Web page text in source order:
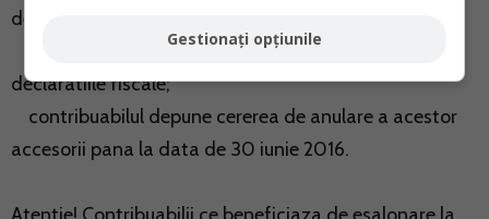
depunerii cererii;
contribuabilul are depuse la organul fiscal toate
declaratiile fiscale;
contribuabilul depune cererea de anulare a acestor
accesorii pana la data de 30 iunie 2016.
Gestionați opțiunile